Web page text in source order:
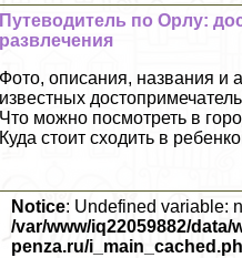
Путеводитель по Орлу:
развлечения
Фото, описания, названия и
известных
Что можно посмотреть в
Куда стоит сходить в
Notice: Undefined variable:
/var/www/iq22059882/data/
penza.ru/